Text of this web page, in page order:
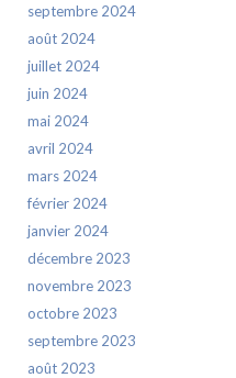
septembre 2024
août 2024
juillet 2024
juin 2024
mai 2024
avril 2024
mars 2024
février 2024
janvier 2024
décembre 2023
novembre 2023
octobre 2023
septembre 2023
août 2023